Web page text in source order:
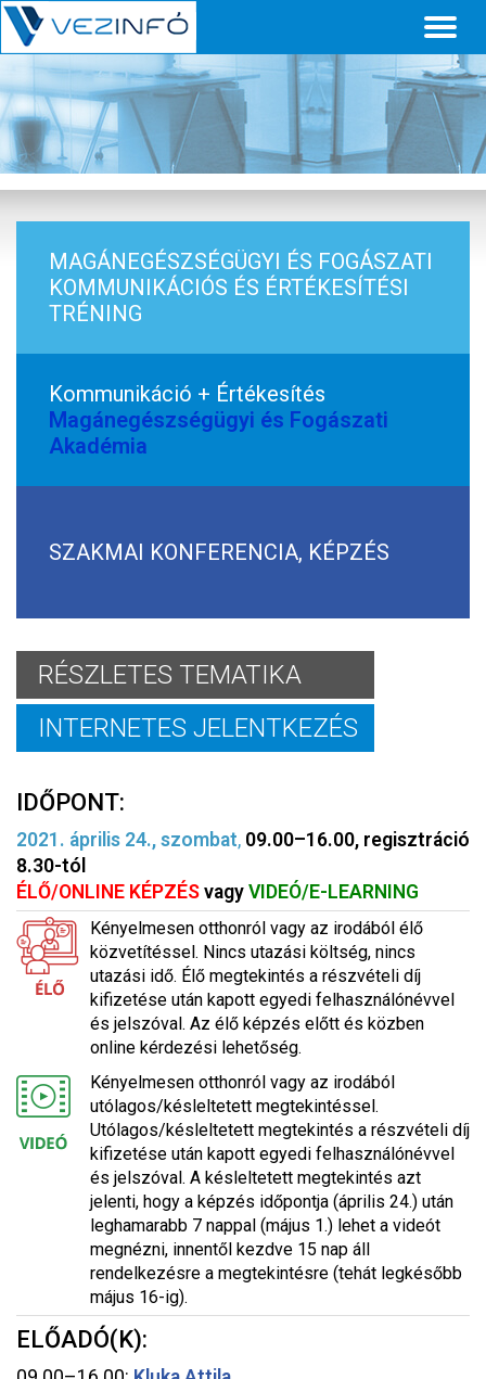
MAGÁNEGÉSZSÉGÜGYI ÉS FOGÁSZATI
KOMMUNIKÁCIÓS ÉS ÉRTÉKESÍTÉSI
TRÉNING
Kommunikáció + Értékesítés
Magánegészségügyi és Fogászati
Akadémia
SZAKMAI KONFERENCIA, KÉPZÉS
RÉSZLETES TEMATIKA
INTERNETES JELENTKEZÉS
IDŐPONT:
2021. április 24., szombat, 09.00–16.00, regisztráció
8.30-tól
ÉLŐ/ONLINE KÉPZÉS vagy VIDEÓ/E-LEARNING
Kényelmesen otthonról vagy az irodából élő
közvetítéssel. Nincs utazási költség, nincs
utazási idő. Élő megtekintés a részvételi díj
kifizetése után kapott egyedi felhasználónévvel
és jelszóval. Az élő képzés előtt és közben
online kérdezési lehetőség.
Kényelmesen otthonról vagy az irodából
utólagos/késleltetett megtekintéssel.
Utólagos/késleltetett megtekintés a részvételi díj
kifizetése után kapott egyedi felhasználónévvel
és jelszóval. A késleltetett megtekintés azt
jelenti, hogy a képzés időpontja (április 24.) után
leghamarabb 7 nappal (május 1.) lehet a videót
megnézni, innentől kezdve 15 nap áll
rendelkezésre a megtekintésre (tehát legkésőbb
május 16-ig).
ELŐADÓ(K):